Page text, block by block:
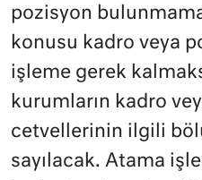
pozisyon
konusu kadro veya
işleme gerek
kurumların kadro
cetvellerinin ilgili
sayılacak. Atama